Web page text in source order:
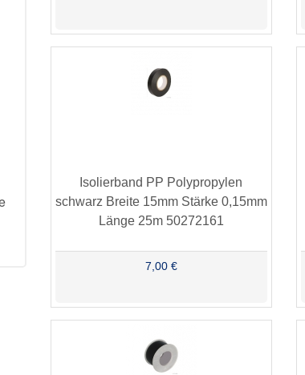
Isolierband PP Polypropylen
schwarz Breite 15mm Stärke 0,15mm
Länge 25m 50272161
7,00 €